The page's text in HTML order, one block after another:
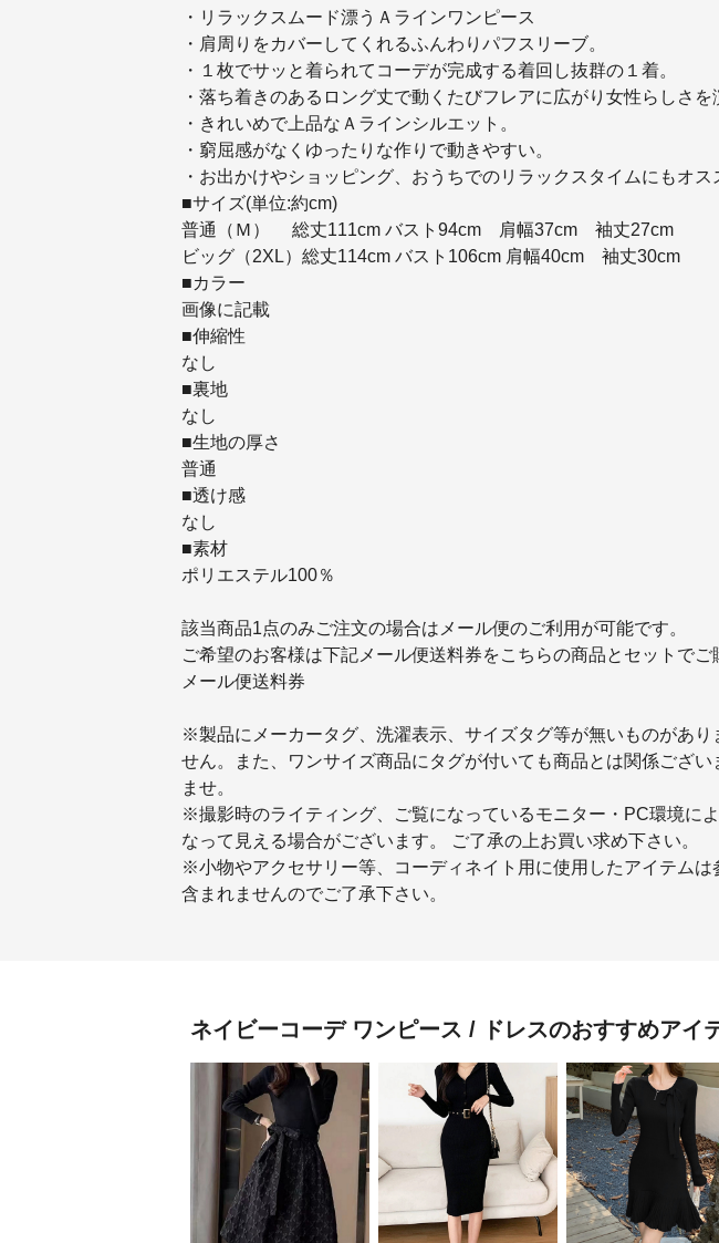
・リラックスムード漂うＡラインワンピース
・肩周りをカバーしてくれるふんわりパフスリーブ。
・１枚でサッと着られてコーデが完成する着回し抜群の１着。
・落ち着きのあるロング丈で動くたびフレアに広がり女性らしさを
・きれいめで上品なＡラインシルエット。
・窮屈感がなくゆったりな作りで動きやすい。
・お出かけやショッピング、おうちでのリラックスタイムにもオス
■サイズ(単位:約cm)
普通（Ｍ） 総丈111cm バスト94cm 肩幅37cm 袖丈27cm
ビッグ（2XL）総丈114cm バスト106cm 肩幅40cm 袖丈30cm
■カラー
画像に記載
■伸縮性
なし
■裏地
なし
■生地の厚さ
普通
■透け感
なし
■素材
ポリエステル100％
該当商品1点のみご注文の場合はメール便のご利用が可能です。
ご希望のお客様は下記メール便送料券をこちらの商品とセットでご
メール便送料券
※製品にメーカータグ、洗濯表示、サイズタグ等が無いものがあり
せん。また、ワンサイズ商品にタグが付いても商品とは関係ござ
ませ。
※撮影時のライティング、ご覧になっているモニター・PC環境に
なって見える場合がございます。 ご了承の上お買い求め下さい。
※小物やアクセサリー等、コーディネイト用に使用したアイテムは
含まれませんのでご了承下さい。
ネイビーコーデ ワンピース / ドレスのおすすめアイ